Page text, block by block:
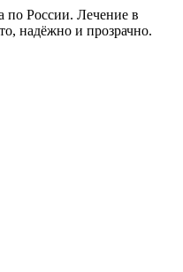
по России. Лечение в
надёжно и прозрачно.